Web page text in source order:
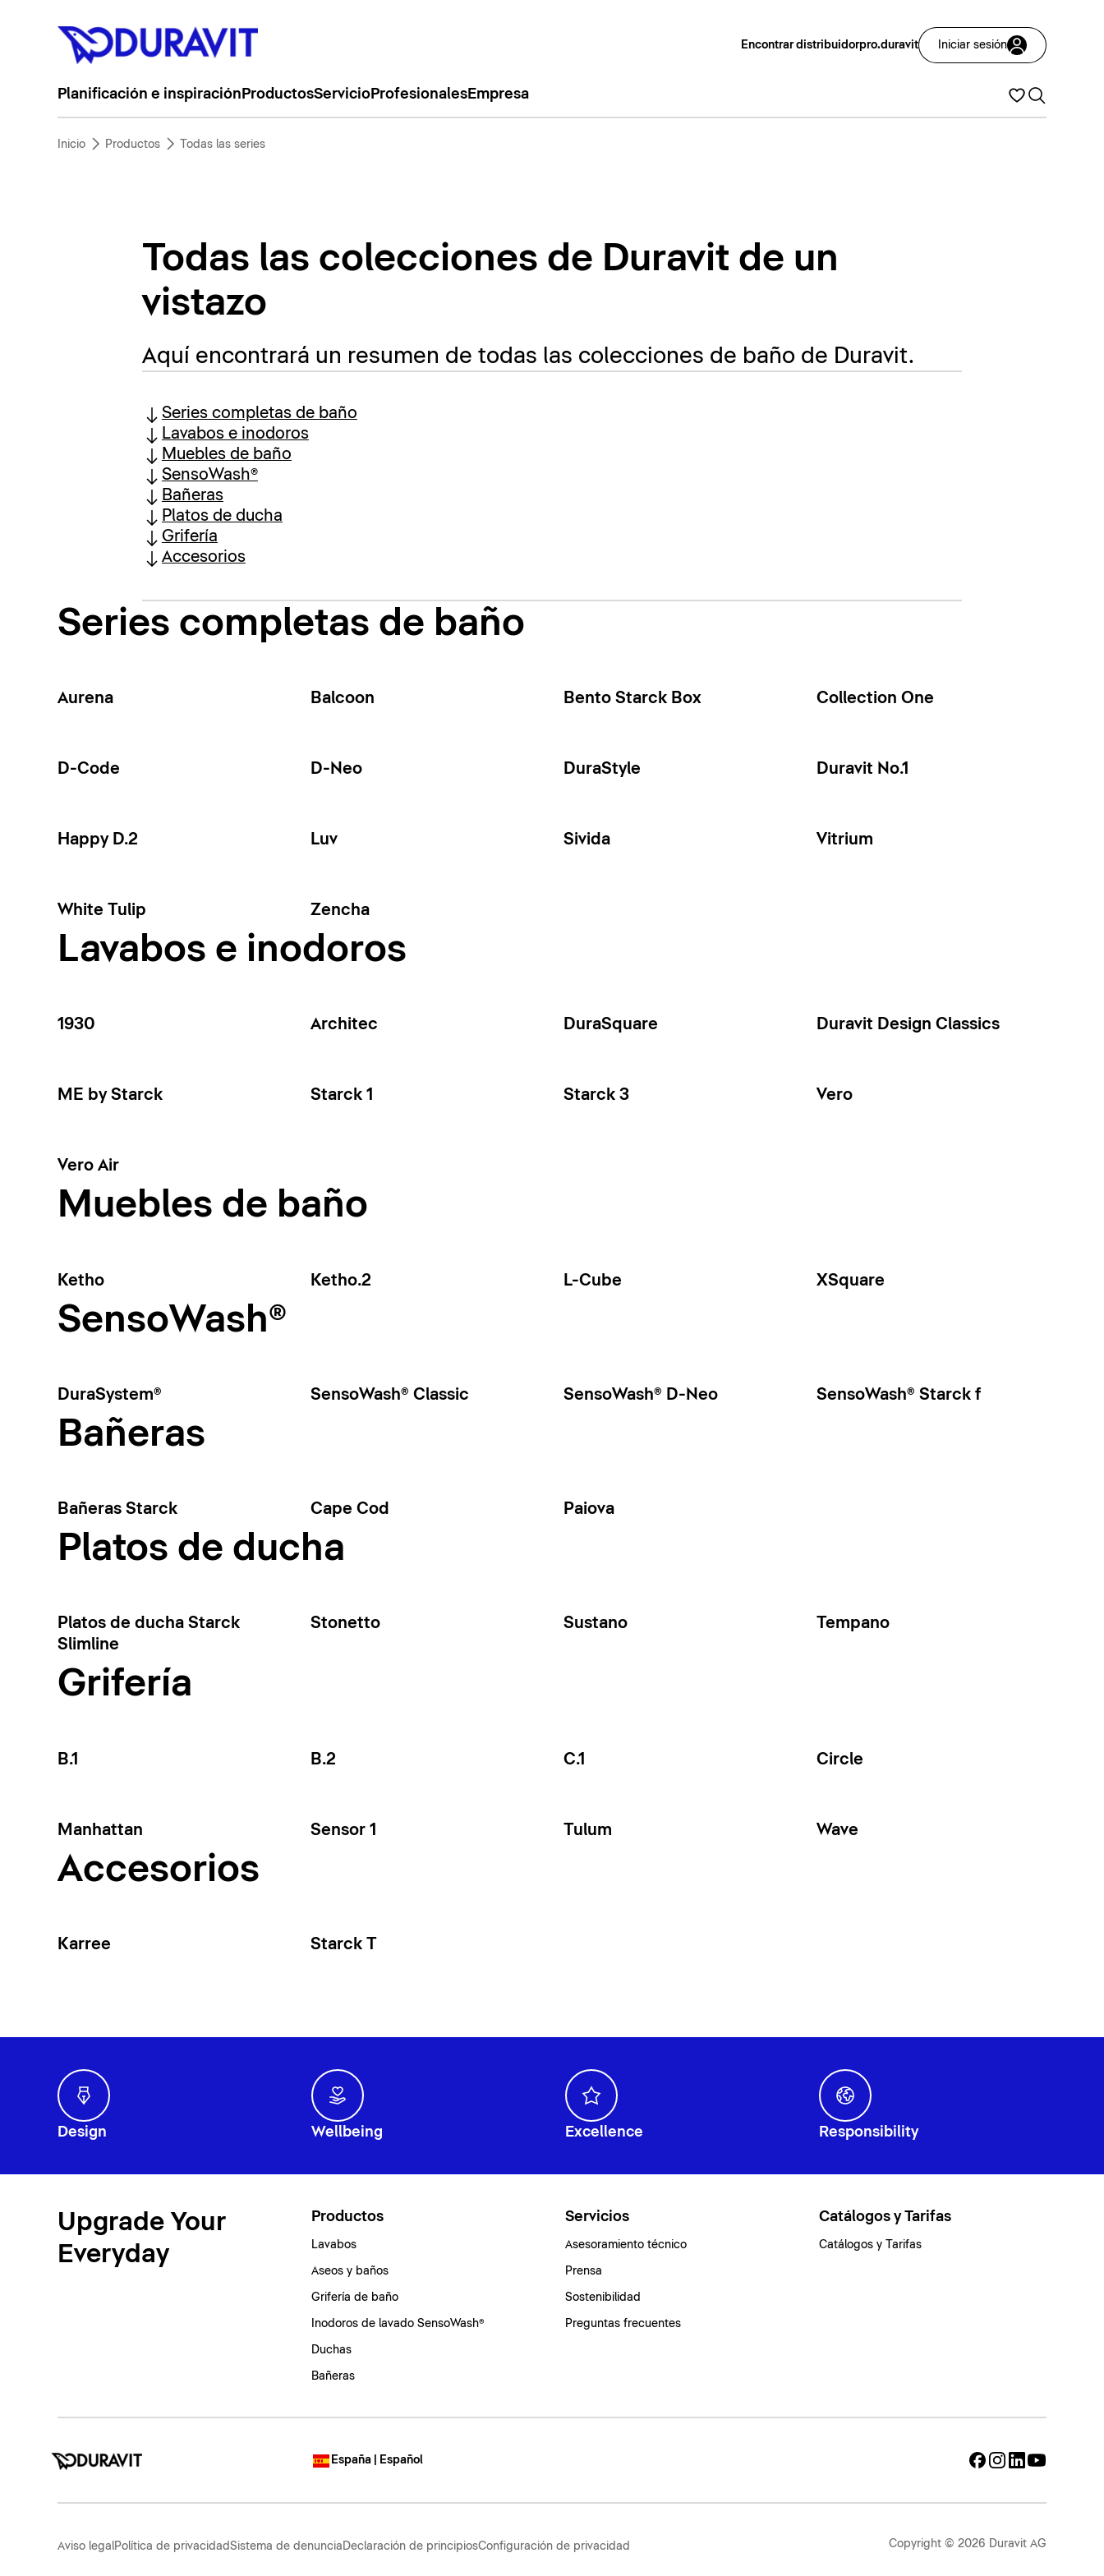
Encontrar distribuidorpro.duravit Iniciar sesión
Planificación e inspiración ProductosServicioProfesionalesEmpresa
Inicio Productos Todas las series
Todas las colecciones de Duravit de un
vistazo
Aquí encontrará un resumen de todas las colecciones de baño de Duravit.
Series completas de baño
Lavabos e inodoros
Muebles de baño
SensoWash®
Bañeras
Platos de ducha
Grifería
Accesorios
Series completas de baño
Aurena Balcoon Bento Starck Box Collection One
D-Code D-Neo DuraStyle Duravit No.1
Happy D.2 Luv Sivida Vitrium
White Tulip Zencha
Lavabos e inodoros
1930 Architec DuraSquare Duravit Design Classics
ME by Starck Starck 1 Starck 3 Vero
Vero Air
Muebles de baño
Ketho Ketho.2 L-Cube XSquare
SensoWash®
DuraSystem® SensoWash® Classic SensoWash® D-Neo SensoWash® Starck f
Bañeras
Bañeras Starck Cape Cod Paiova
Platos de ducha
Platos de ducha Starck
Slimline
Stonetto Sustano Tempano
Grifería
B.1 B.2 C.1 Circle
Manhattan Sensor 1 Tulum Wave
Accesorios
Karree Starck T
Design Wellbeing Excellence Responsibility
Upgrade Your
Everyday
Productos
Lavabos
Aseos y baños
Grifería de baño
Inodoros de lavado SensoWash®
Duchas
Bañeras
Servicios
Asesoramiento técnico
Prensa
Sostenibilidad
Preguntas frecuentes
Catálogos y Tarifas
Catálogos y Tarifas
España | Español
Aviso legalPolítica de privacidadSistema de denuncia Declaración de principiosConfiguración de privacidad Copyright © 2026 Duravit AG